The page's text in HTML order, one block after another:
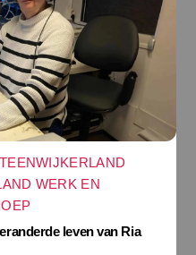
WERK EN
leven van Ria